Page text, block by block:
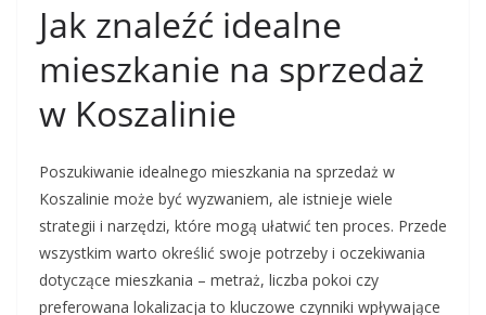
Jak znaleźć idealne
mieszkanie na sprzedaż
w Koszalinie
Poszukiwanie idealnego mieszkania na sprzedaż w
Koszalinie może być wyzwaniem, ale istnieje wiele
strategii i narzędzi, które mogą ułatwić ten proces. Przede
wszystkim warto określić swoje potrzeby i oczekiwania
dotyczące mieszkania – metraż, liczba pokoi czy
preferowana lokalizacja to kluczowe czynniki wpływające